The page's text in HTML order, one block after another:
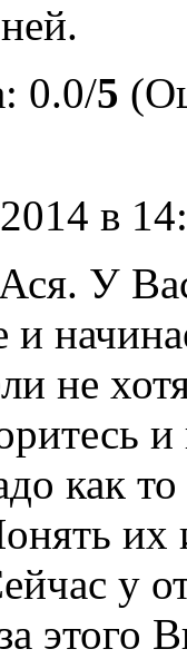
0.0/5
в
У
и
не
и
как
их
у
этого